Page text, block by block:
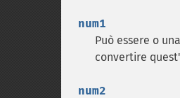
num1
Può essere o una
convertire
num2